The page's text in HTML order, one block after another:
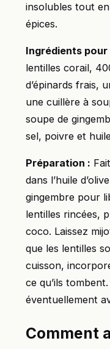
insolubles tout
épices.
Ingrédients pour
lentilles corail,
d’épinards frais,
une cuillère à
soupe de
sel, poivre et huile
Préparation :
dans l’huile
gingembre pour
lentilles rincées,
coco. Laissez
que les lentilles
cuisson,
ce qu’ils
éventuellement
Comment